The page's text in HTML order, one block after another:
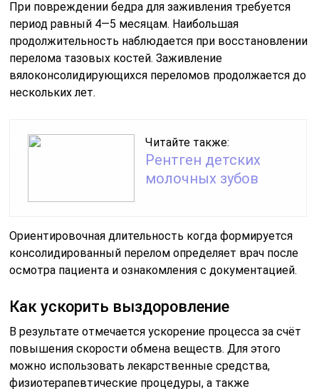
При повреждении бедра для заживления требуется
период равный 4—5 месяцам. Наибольшая
продолжительность наблюдается при восстановлении
перелома тазовых костей. Заживление
вялоконсолидирующихся переломов продолжается до
нескольких лет.
Читайте также:
Рентген детских
молочных зубов
Ориентировочная длительность когда формируется
консолидированный перелом определяет врач после
осмотра пациента и ознакомления с документацией.
Как ускорить выздоровление
В результате отмечается ускорение процесса за счёт
повышения скорости обмена веществ. Для этого
можно использовать лекарственные средства,
физиотерапевтические процедуры, а также